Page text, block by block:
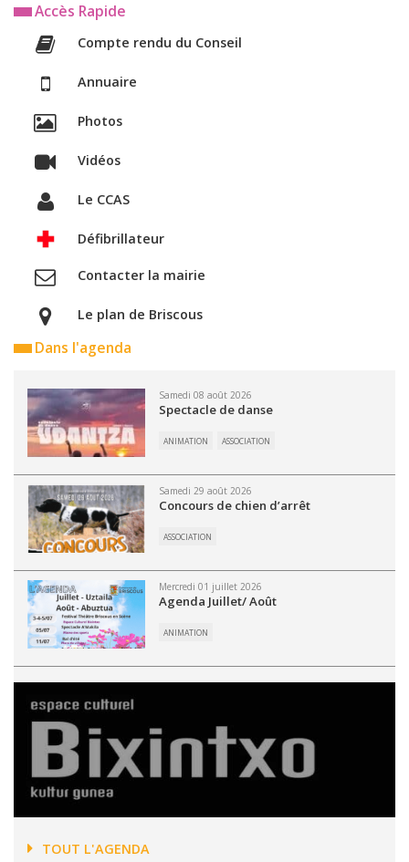
Accès Rapide
Compte rendu du Conseil
Annuaire
Photos
Vidéos
Le CCAS
Défibrillateur
Contacter la mairie
Le plan de Briscous
Dans l'agenda
Samedi 08 août 2026
Spectacle de danse
ANIMATION ASSOCIATION
Samedi 29 août 2026
Concours de chien d’arrêt
ASSOCIATION
Mercredi 01 juillet 2026
Agenda Juillet/ Août
ANIMATION
TOUT L'AGENDA